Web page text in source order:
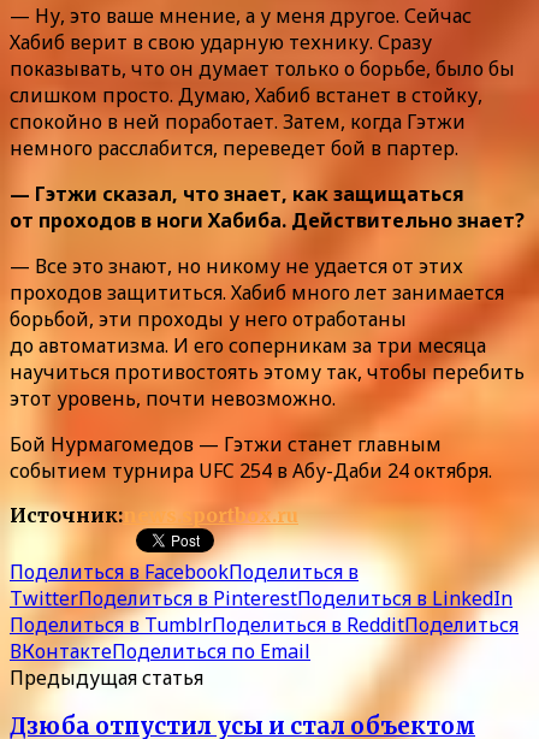
— Ну, это ваше мнение, а у меня другое. Сейчас
Хабиб верит в свою ударную технику. Сразу
показывать, что он думает только о борьбе, было бы
слишком просто. Думаю, Хабиб встанет в стойку,
спокойно в ней поработает. Затем, когда Гэтжи
немного расслабится, переведет бой в партер.
— Гэтжи сказал, что знает, как защищаться
от проходов в ноги Хабиба. Действительно знает?
— Все это знают, но никому не удается от этих
проходов защититься. Хабиб много лет занимается
борьбой, эти проходы у него отработаны
до автоматизма. И его соперникам за три месяца
научиться противостоять этому так, чтобы перебить
этот уровень, почти невозможно.
Бой Нурмагомедов — Гэтжи станет главным
событием турнира UFC 254 в Абу-Даби 24 октября.
Источник: news.sportbox.ru
Поделиться в FacebookПоделиться в
TwitterПоделиться в PinterestПоделиться в LinkedIn
Поделиться в TumblrПоделиться в RedditПоделиться
ВКонтактеПоделиться по Email
Предыдущая статья
Дзюба отпустил усы и стал объектом